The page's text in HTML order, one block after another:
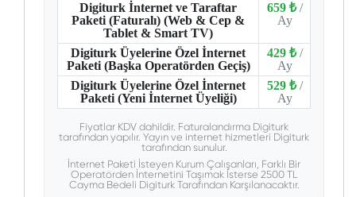
Digiturk İnternet ve Taraftar
Paketi (Faturalı) (Web & Cep &
Tablet & Smart TV)
659 ₺ /
Ay
Digiturk Üyelerine Özel İnternet
Paketi (Başka Operatörden Geçiş)
429 ₺ /
Ay
Digiturk Üyelerine Özel İnternet
Paketi (Yeni İnternet Üyeliği)
529 ₺ /
Ay
Fiyatlar KDV dahildir. Faturalandırma Digiturk
tarafından yapılır. Yayın ve internet hizmetleri Digiturk
tarafından sunulur.
İnternet Paketi İsteyen Kurum Çalışanları, Farklı Bir
Operatörden İnternetini Taşımak İsterse 2500 TL
Cayma Bedeli Digiturk Tarafından Karşılanacaktır.